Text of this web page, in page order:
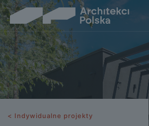
< Indywidualne projekty